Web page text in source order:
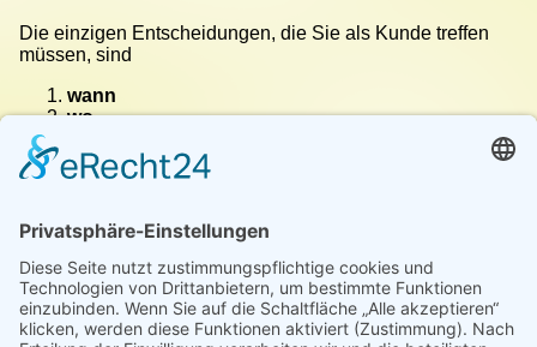
Die einzigen Entscheidungen, die Sie als Kunde treffen
müssen, sind
wann
wo
Sie Urlaub machen wollen: Badeurlaub, Kreuzfahrten,
nur Flug, Individualreise, Sprachreise, Gruppenreise usw.
Um alles andere kümmere ich mich.
Ich biete Ihnen, als persönliche Reiseberaterin: